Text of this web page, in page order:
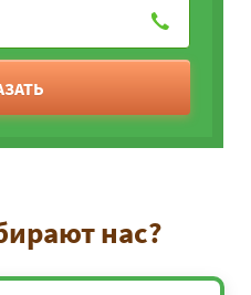
нас?